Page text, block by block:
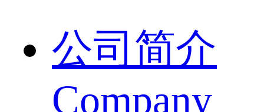
公司简介
Company